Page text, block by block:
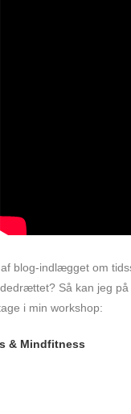
blog-indlægget om
Så kan jeg
i min workshop:
& Mindfitness